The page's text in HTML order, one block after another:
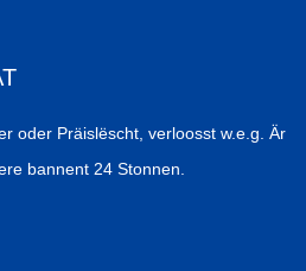
oder Präislëscht, verloosst w.e.g. Är
bannent 24 Stonnen.